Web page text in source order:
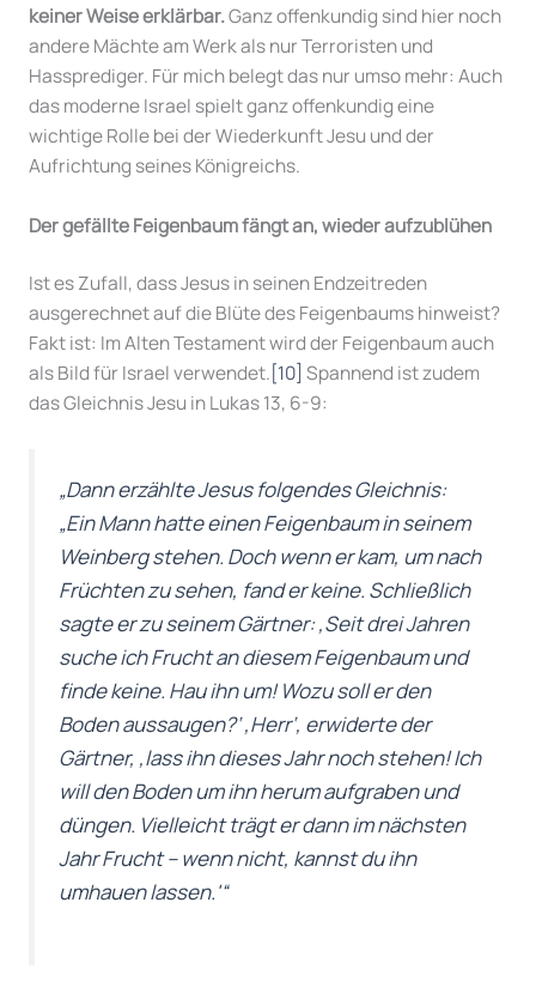
keiner Weise erklärbar.Ganz offenkundig sind hier noch
andere Mächte am Werk als nur Terroristen und
Hassprediger. Für mich belegt das nur umso mehr: Auch
das moderne Israel spielt ganz offenkundig eine
wichtige Rolle bei der Wiederkunft Jesu und der
Aufrichtung seines Königreichs.
Der gefällte Feigenbaum fängt an, wieder aufzublühen
Ist es Zufall, dass Jesus in seinen Endzeitreden
ausgerechnet auf die Blüte des Feigenbaums hinweist?
Fakt ist: Im Alten Testament wird der Feigenbaum auch
als Bild für Israel verwendet.[10] Spannend ist zudem
das Gleichnis Jesu in Lukas 13, 6-9:
„Dann erzählte Jesus folgendes Gleichnis:
„Ein Mann hatte einen Feigenbaum in seinem
Weinberg stehen. Doch wenn er kam, um nach
Früchten zu sehen, fand er keine. Schließlich
sagte er zu seinem Gärtner: ‚Seit drei Jahren
suche ich Frucht an diesem Feigenbaum und
finde keine. Hau ihn um! Wozu soll er den
Boden aussaugen?‘ ‚Herr‘, erwiderte der
Gärtner, ‚lass ihn dieses Jahr noch stehen! Ich
will den Boden um ihn herum aufgraben und
düngen. Vielleicht trägt er dann im nächsten
Jahr Frucht – wenn nicht, kannst du ihn
umhauen lassen.'“